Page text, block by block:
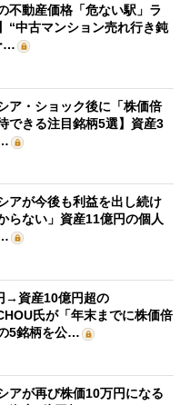
不動産価格「危ない駅」ラ
“中古マンション売れ行き鈍
…
ア・ショック後に「株価倍
できる注目銘柄5選】資産3
アが今後も利益を出し続け
らない」資産11億円の個人
→資産10億円超の
氏が「年末までに株価倍
5銘柄を公…
アが再び株価10万円になる